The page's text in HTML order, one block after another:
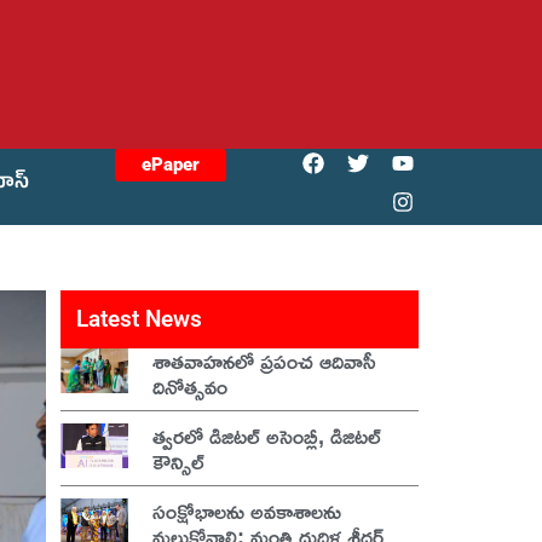
ePaper
Latest News
శాతవాహనలో ప్రపంచ ఆదివాసీ
దినోత్సవం
త్వరలో డిజిటల్ అసెంబ్లీ, డిజిటల్
కౌన్సిల్
సంక్షోభాలను అవకాశాలను